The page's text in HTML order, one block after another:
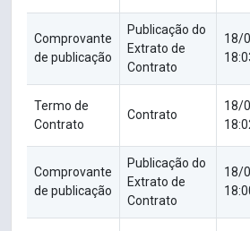
Comprovante
de publicação
Publicação do
Extrato de
Contrato
18/
Termo de
Contrato
Contrato
18/
Comprovante
de publicação
Publicação do
Extrato de
Contrato
18/